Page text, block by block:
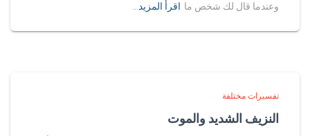
وعندما قال لك شخص ما اقرأ المزيد…
تفسيرات مختلفة
النزيف الشديد والموت